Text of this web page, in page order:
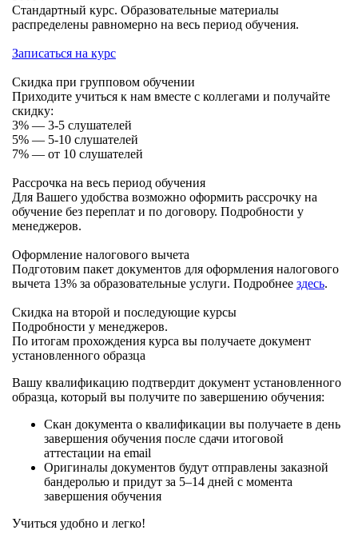
Стандартный курс. Образовательные материалы
распределены равномерно на весь период обучения.
Записаться на курс
Скидка при групповом обучении
Приходите учиться к нам вместе с коллегами и получайте
скидку:
3% — 3-5 слушателей
5% — 5-10 слушателей
7% — от 10 слушателей
Рассрочка на весь период обучения
Для Вашего удобства возможно оформить рассрочку на
обучение без переплат и по договору. Подробности у
менеджеров.
Оформление налогового вычета
Подготовим пакет документов для оформления налогового
вычета 13% за образовательные услуги. Подробнее здесь.
Скидка на второй и последующие курсы
Подробности у менеджеров.
По итогам прохождения курса вы получаете документ
установленного образца
Вашу квалификацию подтвердит документ установленного
образца, который вы получите по завершению обучения:
Скан документа о квалификации вы получаете в день
завершения обучения после сдачи итоговой
аттестации на email
Оригиналы документов будут отправлены заказной
бандеролью и придут за 5–14 дней с момента
завершения обучения
Учиться удобно и легко!